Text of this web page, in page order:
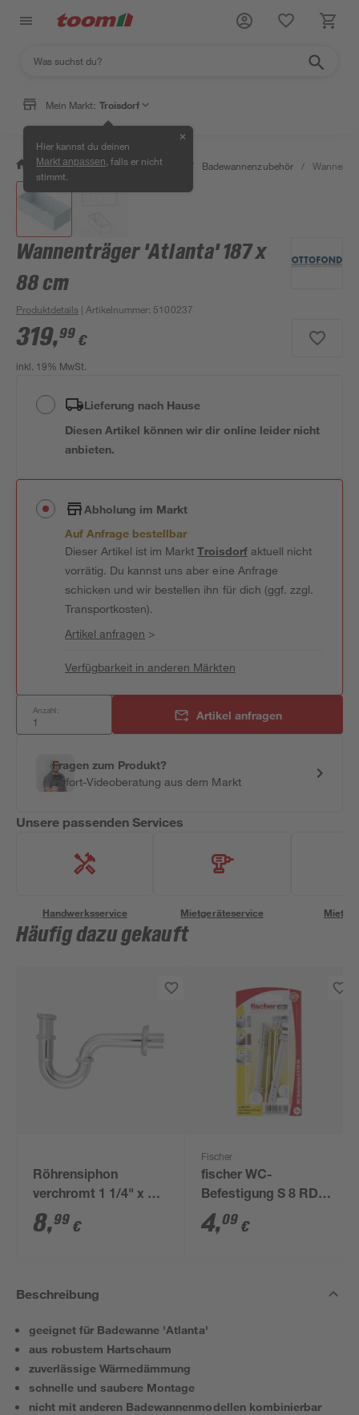
Mein Markt: Troisdorf
Hier kannst du deinen
Markt anpassen , falls er nicht
stimmt.
✕
/ Bad & Sanitär / Badewannen / Badewannenzubehör /
Wannenträger 'Atlanta' 187 x
88 cm
Produktdetails | Artikelnummer: 5100237
319,99 €
inkl. 19% MwSt.
Lieferung nach Hause
Diesen Artikel können wir dir online leider nicht
anbieten.
Abholung im Markt
Auf Anfrage bestellbar
Dieser Artikel ist im MarktTroisdorfaktuell nicht
vorrätig. Du kannst uns aber eine Anfrage
schicken und wir bestellen ihn für dich (ggf. zzgl.
Transportkosten).
Artikel anfragen >
Verfügbarkeit in anderen Märkten
Anzahl: Artikel anfragen
Fragen zum Produkt?
Sofort-Videoberatung aus dem Markt
Unsere passenden Services
Handwerksservice Mietgeräteservice
Häufig dazu gekauft
Röhrensiphon
verchromt 1 1/4" x 32
mm
8,99 €
Fischer
fischer WC-
Befestigung S 8 RD
80 2 Stück
4,09 €
Beschreibung
geeignet für Badewanne 'Atlanta'
aus robustem Hartschaum
zuverlässige Wärmedämmung
schnelle und saubere Montage
nicht mit anderen Badewannenmodellen kombinierbar